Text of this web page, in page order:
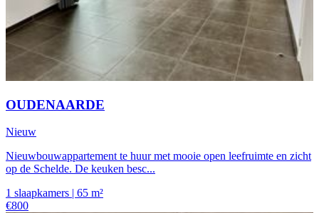
OUDENAARDE
Nieuw
Nieuwbouwappartement te huur met mooie open leefruimte en zicht
op de Schelde. De keuken besc...
1 slaapkamers | 65 m²
€800